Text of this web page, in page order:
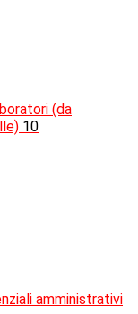
(da
10
amministrativi